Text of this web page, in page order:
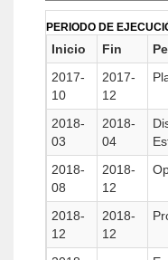
PERIODO DE
Inicio Fin
2017-
10
2017-
12
2018-
03
2018-
04
2018-
08
2018-
12
2018-
12
2018-
12